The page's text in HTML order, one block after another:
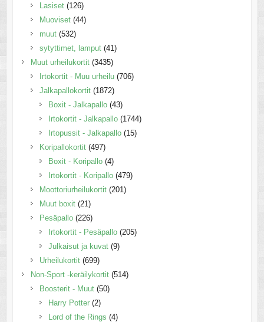
Lasiset (126)
Muoviset (44)
muut (532)
sytyttimet, lamput (41)
Muut urheilukortit (3435)
Irtokortit - Muu urheilu (706)
Jalkapallokortit (1872)
Boxit - Jalkapallo (43)
Irtokortit - Jalkapallo (1744)
Irtopussit - Jalkapallo (15)
Koripallokortit (497)
Boxit - Koripallo (4)
Irtokortit - Koripallo (479)
Moottoriurheilukortit (201)
Muut boxit (21)
Pesäpallo (226)
Irtokortit - Pesäpallo (205)
Julkaisut ja kuvat (9)
Urheilukortit (699)
Non-Sport -keräilykortit (514)
Boosterit - Muut (50)
Harry Potter (2)
Lord of the Rings (4)